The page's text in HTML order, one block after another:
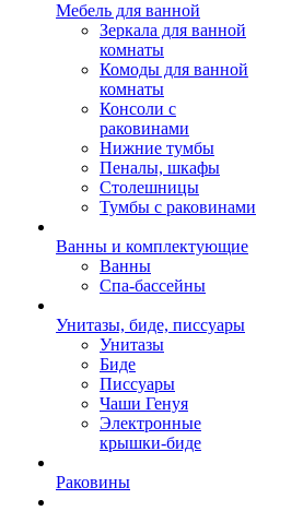
Мебель для ванной
Зеркала для ванной
комнаты
Комоды для ванной
комнаты
Консоли с
раковинами
Нижние тумбы
Пеналы, шкафы
Столешницы
Тумбы с раковинами
Ванны и комплектующие
Ванны
Спа-бассейны
Унитазы, биде, писсуары
Унитазы
Биде
Писсуары
Чаши Генуя
Электронные
крышки-биде
Раковины